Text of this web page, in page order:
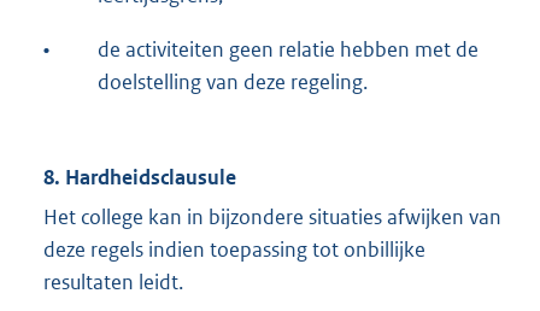
•
de activiteiten geen relatie hebben met de
doelstelling van deze regeling.
8. Hardheidsclausule
Het college kan in bijzondere situaties afwijken van
deze regels indien toepassing tot onbillijke
resultaten leidt.